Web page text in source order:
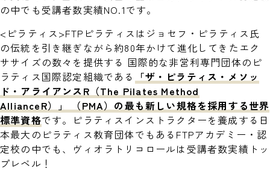
の中でも受講者数実績NO.1です。
<ピラティス>FTPピラティスはジョセフ・ピラティス氏
の伝統を引き継ぎながら約80年かけて進化してきたエク
ササイズの数々を提供する 国際的な非営利専門団体のピ
ラティス国際認定組織である
「ザ・ピラティス・メソッ
ド・アライアンスR（The Pilates Method
AllianceR）」 （PMA）の最も新しい規格を採用する世界
標準資格です。ピラティスインストラクターを養成する日
本最大のピラティス教育団体でもあるFTPアカデミー・認
定校の中でも、ヴィオラトリコロールは受講者数実績トッ
プレベル！